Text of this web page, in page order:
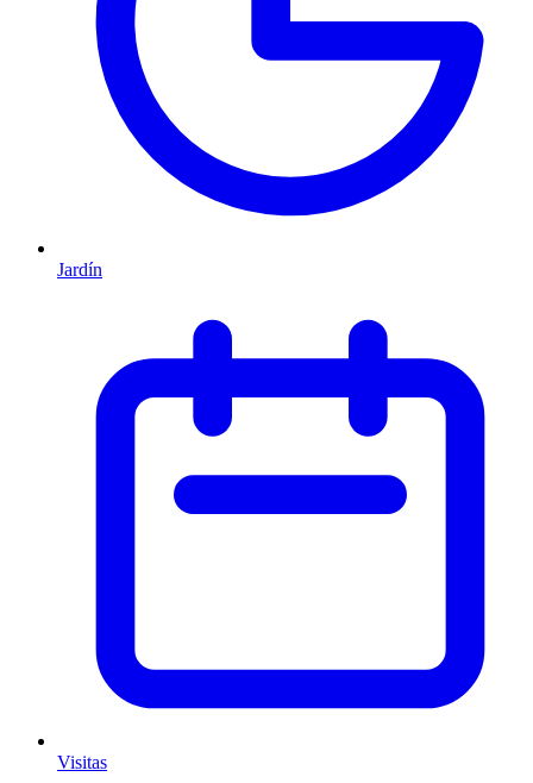
Jardín
Visitas